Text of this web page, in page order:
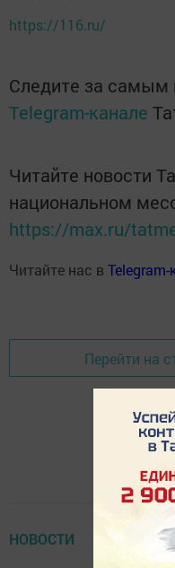
https://116.ru/
Следите за
Telegram-канале
Читайте новости
национальном
https://max.ru/
Читайте нас в Telegram-
Перейти на
НОВОСТИ